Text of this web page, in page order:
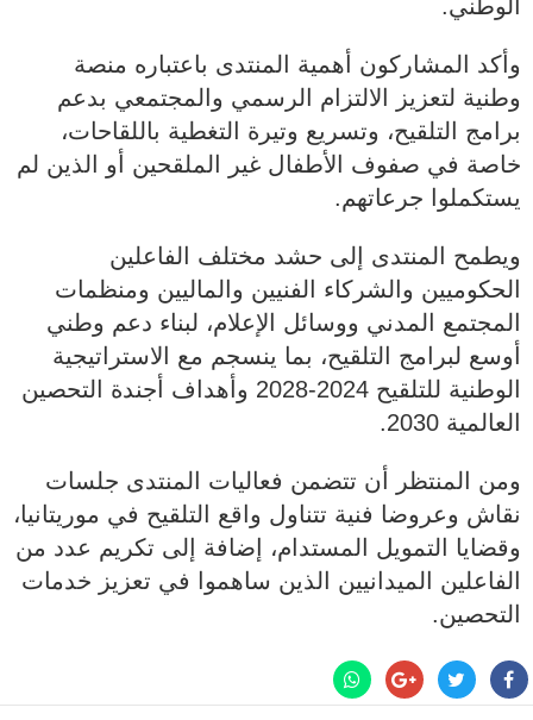
الوطني.
وأكد المشاركون أهمية المنتدى باعتباره منصة
وطنية لتعزيز الالتزام الرسمي والمجتمعي بدعم
برامج التلقيح، وتسريع وتيرة التغطية باللقاحات،
خاصة في صفوف الأطفال غير الملقحين أو الذين لم
يستكملوا جرعاتهم.
ويطمح المنتدى إلى حشد مختلف الفاعلين
الحكوميين والشركاء الفنيين والماليين ومنظمات
المجتمع المدني ووسائل الإعلام، لبناء دعم وطني
أوسع لبرامج التلقيح، بما ينسجم مع الاستراتيجية
الوطنية للتلقيح 2024-2028 وأهداف أجندة التحصين
العالمية 2030.
ومن المنتظر أن تتضمن فعاليات المنتدى جلسات
نقاش وعروضا فنية تتناول واقع التلقيح في موريتانيا،
وقضايا التمويل المستدام، إضافة إلى تكريم عدد من
الفاعلين الميدانيين الذين ساهموا في تعزيز خدمات
التحصين.